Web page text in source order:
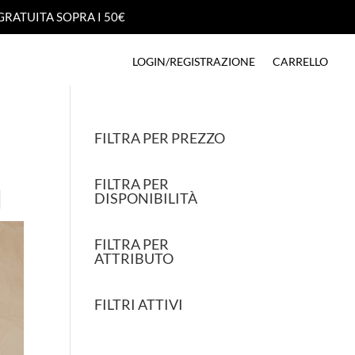
SOPRA I 50€
SOPRA I 50€
LOGIN/REGISTRAZIONE CARRELLO
LOGIN/REGISTRAZIONE CARRELLO
FILTRA PER PREZZO
FILTRA PER
DISPONIBILITÀ
FILTRA PER
ATTRIBUTO
FILTRI ATTIVI